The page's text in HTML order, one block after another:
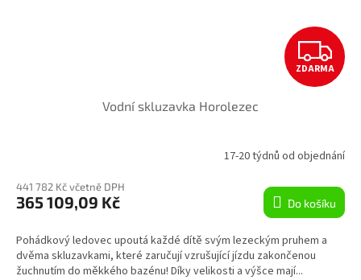
Z
D
R
M
A
ZDARMA
Vodní skluzavka Horolezec
17-20 týdnů od objednání
441 782 Kč včetně DPH
365 109,09 Kč Do košíku
Pohádkový ledovec upoutá každé dítě svým lezeckým pruhem a
dvěma skluzavkami, které zaručují vzrušující jízdu zakončenou
žuchnutím do měkkého bazénu! Díky velikosti a výšce mají...